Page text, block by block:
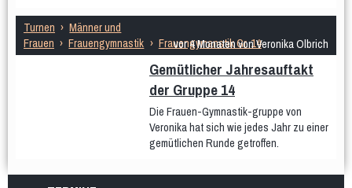
Turnen › Männer und
Frauen › Frauengymnastik › Frauengymanstik Gr. 14
vor 4 Monaten von Veronika Olbrich
Gemütlicher Jahresauftakt
der Gruppe 14
Die Frauen-Gymnastik-gruppe von
Veronika hat sich wie jedes Jahr zu einer
gemütlichen Runde getroffen.